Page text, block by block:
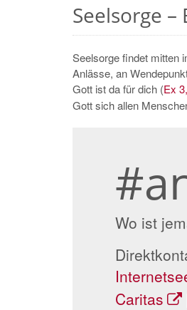
Seelsorge
Seelsorge findet mitten
Anlässe, an
Gott ist da für dich (Ex
Gott sich allen
Wo ist
Caritas